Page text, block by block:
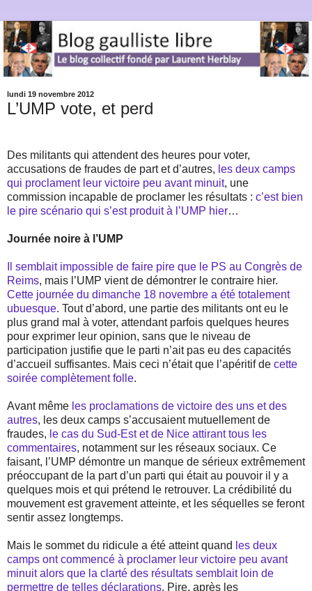
lundi 19 novembre 2012
L’UMP vote, et perd
Des militants qui attendent des heures pour voter,
accusations de fraudes de part et d’autres, les deux camps
qui proclament leur victoire peu avant minuit, une
commission incapable de proclamer les résultats : c’est bien
le pire scénario qui s’est produit à l’UMP hier…
Journée noire à l’UMP
Il semblait impossible de faire pire que le PS au Congrès de
Reims, mais l’UMP vient de démontrer le contraire hier.
Cette journée du dimanche 18 novembre a été totalement
ubuesque. Tout d’abord, une partie des militants ont eu le
plus grand mal à voter, attendant parfois quelques heures
pour exprimer leur opinion, sans que le niveau de
participation justifie que le parti n’ait pas eu des capacités
d’accueil suffisantes. Mais ceci n’était que l’apéritif de cette
soirée complètement folle.
Avant même les proclamations de victoire des uns et des
autres, les deux camps s’accusaient mutuellement de
fraudes, le cas du Sud-Est et de Nice attirant tous les
commentaires, notamment sur les réseaux sociaux. Ce
faisant, l’UMP démontre un manque de sérieux extrêmement
préoccupant de la part d’un parti qui était au pouvoir il y a
quelques mois et qui prétend le retrouver. La crédibilité du
mouvement est gravement atteinte, et les séquelles se feront
sentir assez longtemps.
Mais le sommet du ridicule a été atteint quand les deux
camps ont commencé à proclamer leur victoire peu avant
minuit alors que la clarté des résultats semblait loin de
permettre de telles déclarations. Pire, après les